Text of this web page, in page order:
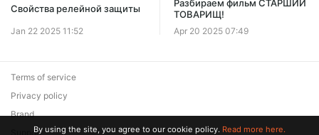
Свойства релейной защиты
Jan 22 2025 11:52
Разбираем фильм СТАРШИЙ
ТОВАРИЩ!
Apr 20 2025 07:49
Terms of service
Privacy policy
Brand
SupportBy using the site, you agree to our cookie policy. Read more here.